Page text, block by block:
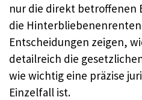
nur die direkt betroffenen
die Hinterbliebenenrenten
Entscheidungen zeigen,
detailreich die
wie wichtig eine präzise
Einzelfall ist.